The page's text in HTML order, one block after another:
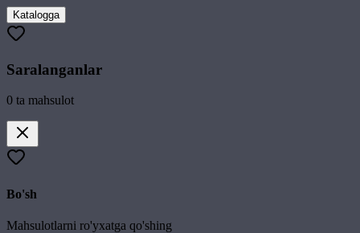
Katalogga
Saralanganlar
0 ta mahsulot
Bo'sh
Mahsulotlarni ro'yxatga qo'shing